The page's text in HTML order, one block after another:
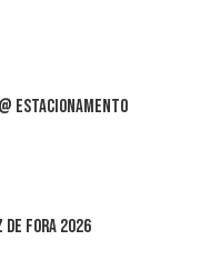
estacionamento
de Fora 2026